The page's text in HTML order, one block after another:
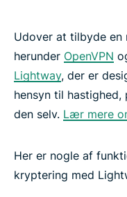
Udover at tilbyde
herunder OpenVPN
Lightway, der er
hensyn til
den selv. Lær mere
Her er nogle af
kryptering med